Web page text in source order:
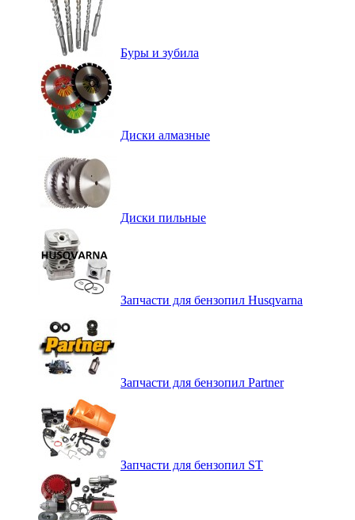
Буры и зубила
Диски алмазные
Диски пильные
Запчасти для бензопил Husqvarna
Запчасти для бензопил Partner
Запчасти для бензопил ST